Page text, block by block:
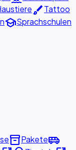
brushTattoo
schoolSprachschulen
inventory_2Paketeairport_shuttle